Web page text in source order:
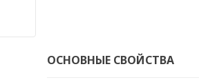
ОСНОВНЫЕ СВОЙСТВА